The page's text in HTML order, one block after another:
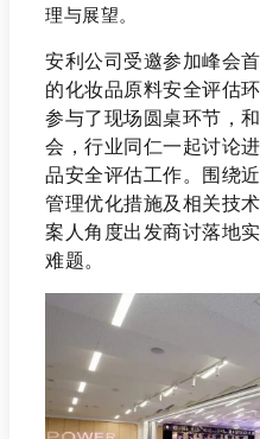
理与展望。
安利公司受邀参加峰会
的化妆品原料安全评估
参与了现场圆桌环节，
会，行业同仁一起讨论
品安全评估工作。 围绕
管理优化措施及相关技
案人角度出发商讨落地
难题。